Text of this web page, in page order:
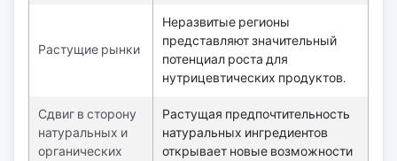
Растущие рынки
Неразвитые регионы
представляют значительный
потенциал роста для
нутрицевтических продуктов.
Сдвиг в сторону
натуральных и
органических
Растущая предпочтительность
натуральных ингредиентов
открывает новые возможности